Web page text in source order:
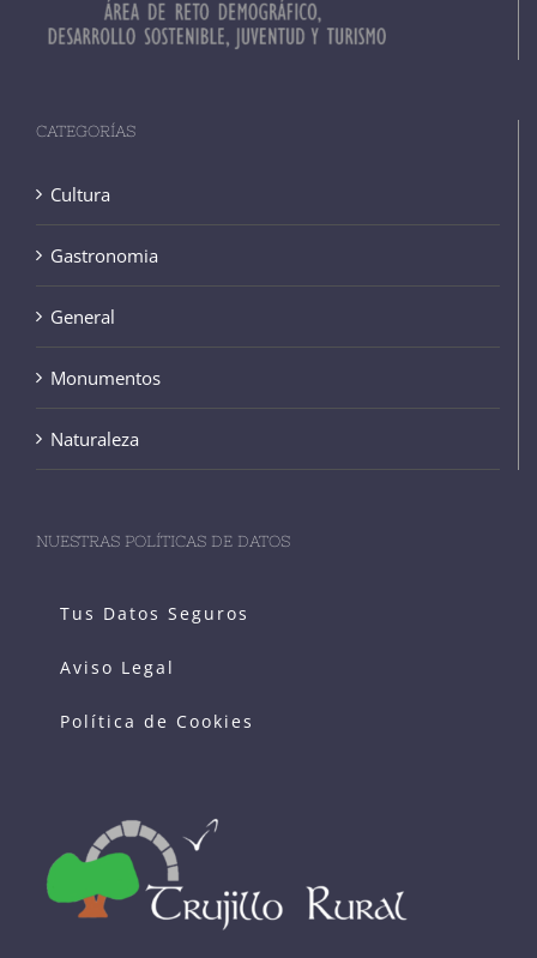
CATEGORÍAS
Cultura
Gastronomia
General
Monumentos
Naturaleza
NUESTRAS POLÍTICAS DE DATOS
Tus Datos Seguros
Aviso Legal
Política de Cookies